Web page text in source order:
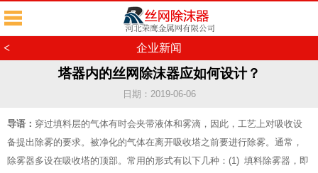
< 企业新闻
塔器内的丝网除沫器应如何设计？
日期：2019-06-06
导语： 穿过填料层的气体有时会夹带液体和雾滴，因此，工艺上对吸收设
备提出除雾的要求。被净化的气体在离开吸收塔之前要进行除雾。通常，
除雾器多设在吸收塔的顶部。常用的形式有以下几种：(1) 填料除雾器，即